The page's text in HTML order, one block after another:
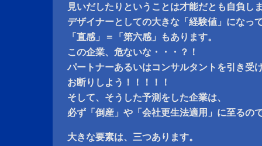
見いだしたりということは才能だとも自負し
デザイナーとしての大きな「経験値」になっ
「直感」＝「第六感」もあります。
この企業、危ないな・・・？！
パートナーあるいはコンサルタントを引き受
お断りしよう！！！！！
そして、そうした予測をした企業は、
必ず「倒産」や「会社更生法適用」に至るの
大きな要素は、三つあります。